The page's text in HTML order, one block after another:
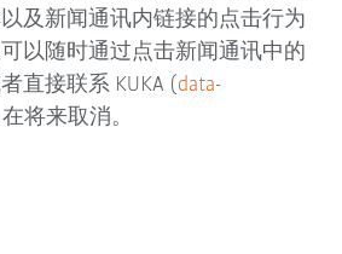
及新闻通讯内链接的点击行为
以随时通过点击新闻通讯中的
直接联系 KUKA (data-
将来取消。